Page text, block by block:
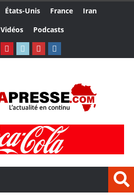
États-Unis France
Iran
Vidéos Podcasts